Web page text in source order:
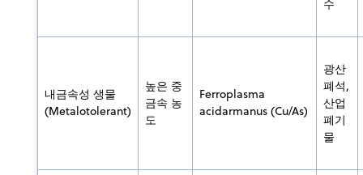
수
내금속성 생물
(Metalotolerant)
높은 중
금속 농
도
Ferroplasma
acidarmanus (Cu/As)
광산
폐석,
산업
폐기
물